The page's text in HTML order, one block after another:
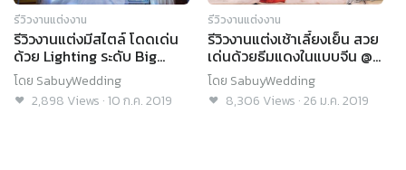
รีวิวงานแต่งงาน
รีวิวงานแต่งมีสไตล์ โดดเด่น
ด้วย Lighting ระดับ Big
Event! @Centra by Centara
Chaeng Watthana
โดย SabuyWedding
2,898 Views ·10 ก.ค. 2019
รีวิวงานแต่งงาน
รีวิวงานแต่งเช้าเลี้ยงเย็น สวย
เด่นด้วยธีมแดงในแบบจีน @
Sheraton Grande
Sukhumvit
โดย SabuyWedding
8,306 Views ·26 ม.ค. 2019